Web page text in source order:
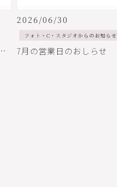
度予約状況について
2026/06/30
フォト・C・スタジオからのお知らせ
7月の営業日のおしらせ